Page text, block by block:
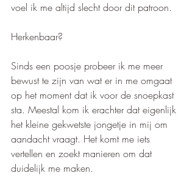
voel ik me altijd slecht door dit patroon.
Herkenbaar?
Sinds een poosje probeer ik me meer
bewust te zijn van wat er in me omgaat
op het moment dat ik voor de snoepkast
sta. Meestal kom ik erachter dat eigenlijk
het kleine gekwetste jongetje in mij om
aandacht vraagt. Het komt me iets
vertellen en zoekt manieren om dat
duidelijk me maken.